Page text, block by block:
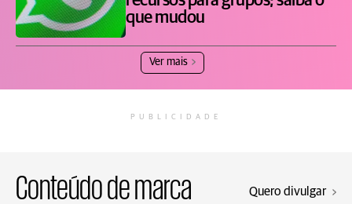
que mudou
Ver mais
PUBLICIDADE
Conteúdo de marca Quero divulgar